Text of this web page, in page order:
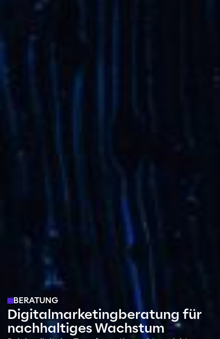
BERATUNG
Digitalmarketingberatung für
nachhaltiges Wachstum